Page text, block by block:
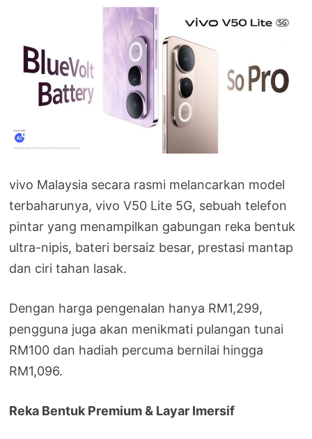
vivo Malaysia secara rasmi melancarkan model
terbaharunya, vivo V50 Lite 5G, sebuah telefon
pintar yang menampilkan gabungan reka bentuk
ultra-nipis, bateri bersaiz besar, prestasi mantap
dan ciri tahan lasak.
Dengan harga pengenalan hanya RM1,299,
pengguna juga akan menikmati pulangan tunai
RM100 dan hadiah percuma bernilai hingga
RM1,096.
Reka Bentuk Premium & Layar Imersif